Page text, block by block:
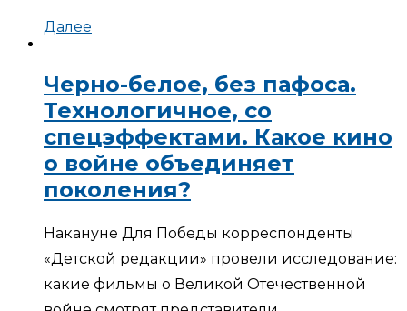
Далее
Черно-белое, без пафоса.
Технологичное, со
спецэффектами. Какое кино
о войне объединяет
поколения?
Накануне Для Победы корреспонденты
«Детской редакции» провели исследование:
какие фильмы о Великой Отечественной